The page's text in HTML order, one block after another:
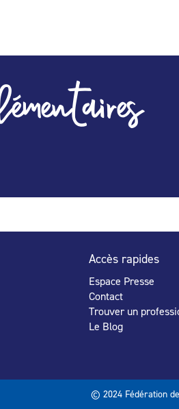
Accès rapides
Espace Presse
Contact
Trouver un
Le Blog
© 2024 Fédération